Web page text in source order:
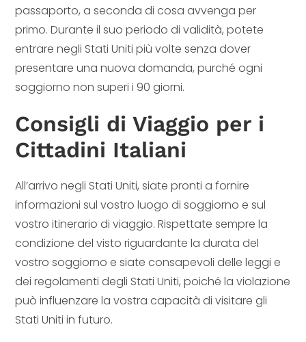
passaporto, a seconda di cosa avvenga per
primo. Durante il suo periodo di validità, potete
entrare negli Stati Uniti più volte senza dover
presentare una nuova domanda, purché ogni
soggiorno non superi i 90 giorni.
Consigli di Viaggio per i
Cittadini Italiani
All’arrivo negli Stati Uniti, siate pronti a fornire
informazioni sul vostro luogo di soggiorno e sul
vostro itinerario di viaggio. Rispettate sempre la
condizione del visto riguardante la durata del
vostro soggiorno e siate consapevoli delle leggi e
dei regolamenti degli Stati Uniti, poiché la violazione
può influenzare la vostra capacità di visitare gli
Stati Uniti in futuro.